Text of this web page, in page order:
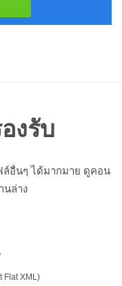
งรับ
ล์อื่นๆ ได้มากมาย ดูคอน
นล่าง
Flat XML)